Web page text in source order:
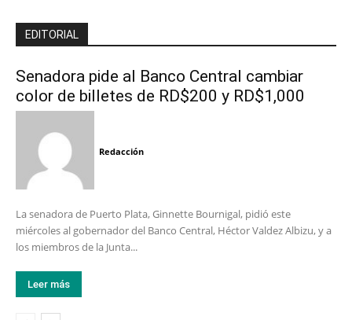
EDITORIAL
Senadora pide al Banco Central cambiar
color de billetes de RD$200 y RD$1,000
Redacción
La senadora de Puerto Plata, Ginnette Bournigal, pidió este
miércoles al gobernador del Banco Central, Héctor Valdez Albizu, y a
los miembros de la Junta...
Leer más